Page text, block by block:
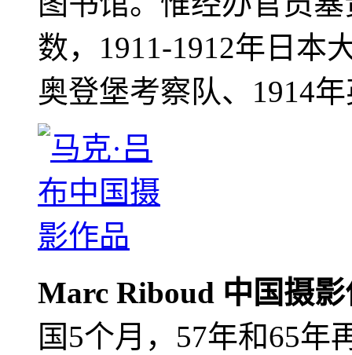
数，1911-1912年日本
奥登堡考察队、1914
Marc Riboud 中国摄
国5个月，57年和65年